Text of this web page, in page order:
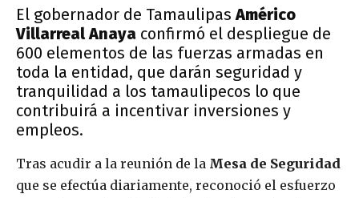
El gobernador de TamaulipasAmérico
Villarreal Anaya confirmó el despliegue de
600 elementos de las fuerzas armadas en
toda la entidad, que darán seguridad y
tranquilidad a los tamaulipecos lo que
contribuirá a incentivar inversiones y
empleos.
Tras acudir a la reunión de la Mesa de Seguridad
que se efectúa diariamente, reconoció el esfuerzo